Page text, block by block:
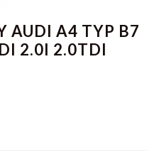
AUDI A4 TYP B7
2.0I 2.0TDI